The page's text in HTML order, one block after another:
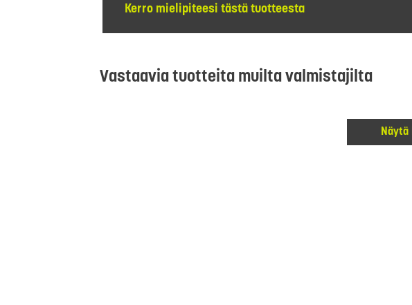
Kerro mielipiteesi tästä tuotteesta
Vastaavia tuotteita muilta valmistajilta